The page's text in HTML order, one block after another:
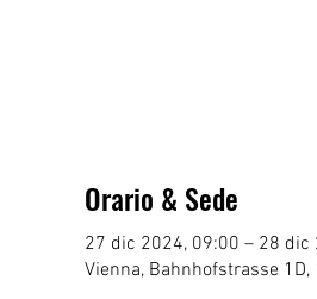
Orario & Sede
27 dic 2024, 09:00 – 28 dic
Vienna, Bahnhofstrasse